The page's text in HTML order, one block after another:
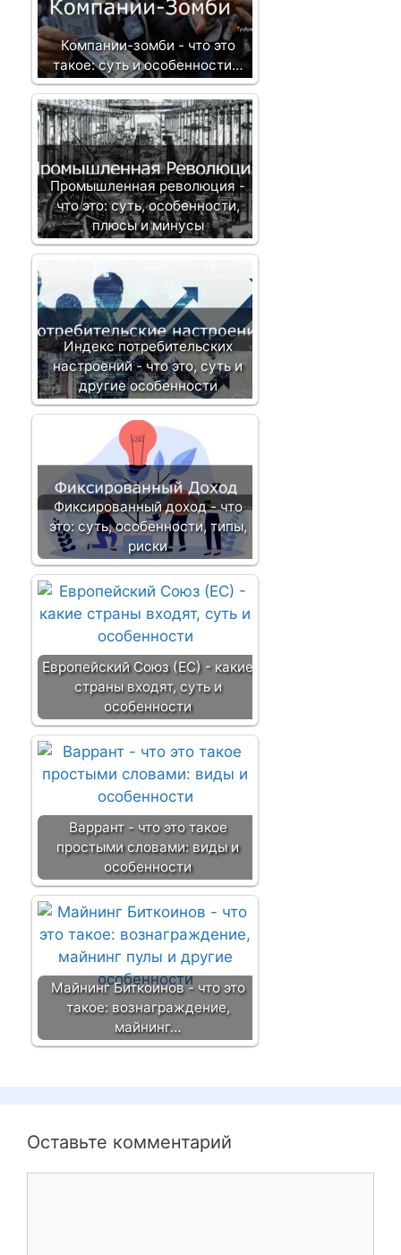
Компании-зомби - что это
такое: суть и особенности…
Промышленная революция -
что это: суть, особенности,
плюсы и минусы
Индекс потребительских
настроений - что это, суть и
другие особенности
Фиксированный доход - что
это: суть, особенности, типы,
риски
Европейский Союз (ЕС) - какие
страны входят, суть и
особенности
Варрант - что это такое
простыми словами: виды и
особенности
Майнинг Биткоинов - что это
такое: вознаграждение,
майнинг…
Оставьте комментарий